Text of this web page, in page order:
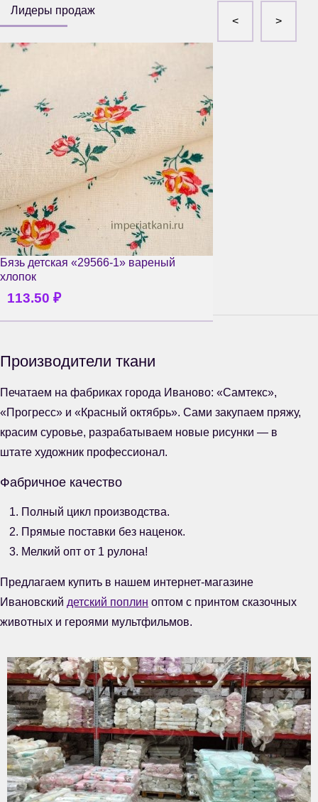
Лидеры продаж
Бязь детская «29566-1» вареный
хлопок
113.50 ₽
Производители ткани
Печатаем на фабриках города Иваново: «Самтекс»,
«Прогресс» и «Красный октябрь». Сами закупаем пряжу,
красим суровье, разрабатываем новые рисунки — в
штате художник профессионал.
Фабричное качество
Полный цикл производства.
Прямые поставки без наценок.
Мелкий опт от 1 рулона!
Предлагаем купить в нашем интернет-магазине
Ивановский детский поплин оптом с принтом сказочных
животных и героями мультфильмов.